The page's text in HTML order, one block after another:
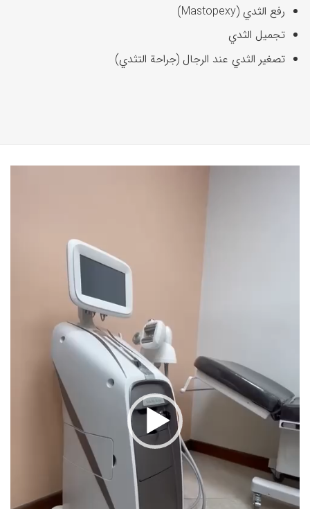
رفع الثدي (Mastopexy)
تجميل الثدي
تصغير الثدي عند الرجال (جراحة التثدي)